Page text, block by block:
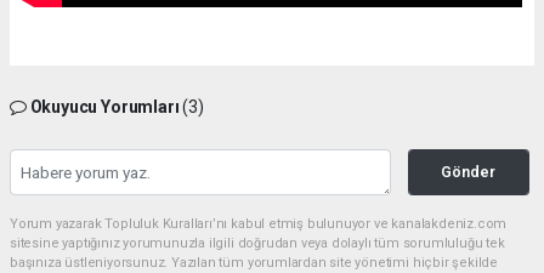
Okuyucu Yorumları(3)
Gönder
Yorum yazarak Topluluk Kuralları’nı kabul etmiş bulunuyor ve kanalakdeniz.com
sitesine yaptığınız yorumunuzla ilgili doğrudan veya dolaylı tüm sorumluluğu tek
başınıza üstleniyorsunuz. Yazılan tüm yorumlardan site yönetimi hiçbir şekilde